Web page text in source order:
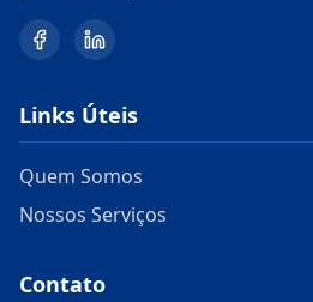
Links Úteis
Quem Somos
Nossos Serviços
Contato